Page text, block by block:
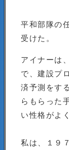
平和部隊の
受けた。
アイナーは
で、建設プ
済予測をす
らもらった
い性格がよ
私は、１９